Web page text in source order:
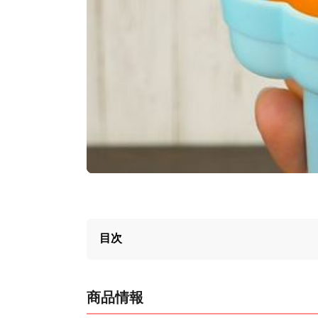
目次
商品情報